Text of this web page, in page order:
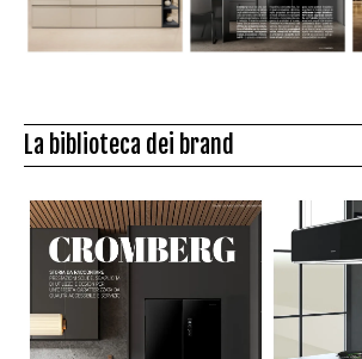
La biblioteca dei brand